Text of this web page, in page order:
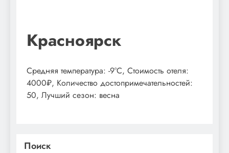
Красноярск
Средняя температура: -9°C, Стоимость отеля:
4000₽, Количество достопримечательностей:
50, Лучший сезон: весна
Поиск